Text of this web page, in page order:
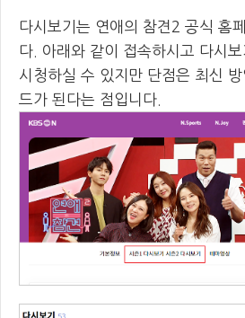
다시보기는 연애의 참견2 공식 홈
다. 아래와 같이 접속하시고 다시
시청하실 수 있지만 단점은 최신
드가 된다는 점입니다.